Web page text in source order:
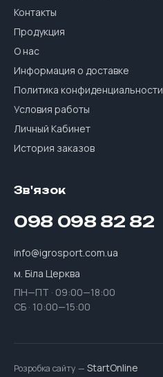
Контакты
Продукция
О нас
Информация о доставке
Политика конфиденциальности
Условия работы
Личный Кабинет
История заказов
Зв'язок
098 098 82 82
info@igrosport.com.ua
м. Біла Церква
ПН—ПТ · 09:00—18:00
СБ · 10:00—15:00
Розробка сайту — StartOnline